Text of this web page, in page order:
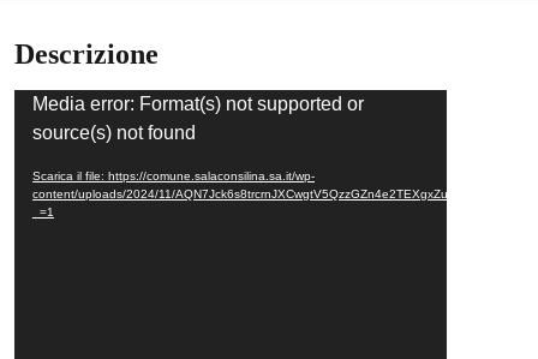
Descrizione
Video
Player
Media error: Format(s) not supported or
source(s) not found
Scarica il file: https://comune.salaconsilina.sa.it/wp-
content/uploads/2024/11/
_=1